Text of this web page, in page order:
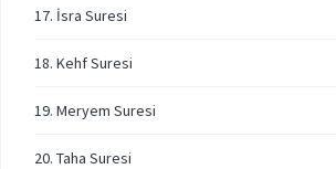
17. İsra Suresi
18. Kehf Suresi
19. Meryem Suresi
20. Taha Suresi